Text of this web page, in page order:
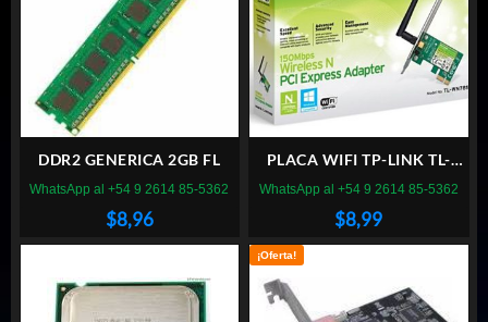
DDR2 GENERICA 2GB FL
$8,96
WhatsApp al +54 9 2614 85-5362
PLACA WIFI TP-LINK TL-
WN781ND PCI EXPRESS
$8,99
WhatsApp al +54 9 2614 85-5362
¡Oferta!